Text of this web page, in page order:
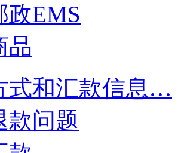
政EMS
品
式和汇款信息…
款问题